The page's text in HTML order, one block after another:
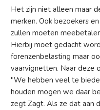
Het zijn niet alleen maar
merken. Ook bezoekers
zullen moeten
Hierbij moet gedacht
forenzenbelasting maar
vaarvignetten. Naar deze
"We hebben veel te
houden mogen we daar
zegt Zagt. Als ze dat aan